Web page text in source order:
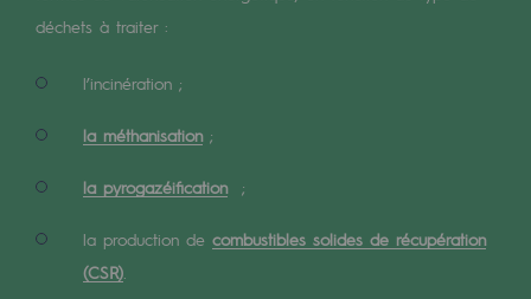
Une organisation certifiée
Notre organisation
Notre organisation
Gouvernance
Indicateurs
Publications institutionnelles
déchets à traiter :
l’incinération ;
la méthanisation;
la pyrogazéification;
la production de combustibles solides de récupération
(CSR)